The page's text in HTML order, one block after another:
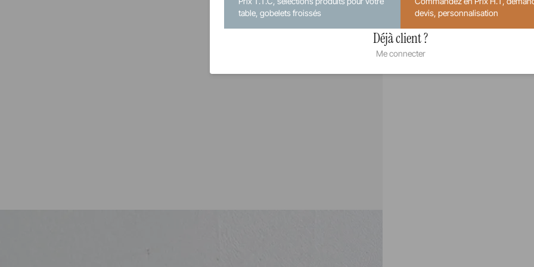
table, gobelets froissés
devis, personnalisation
Déjà client ?
Me connecter